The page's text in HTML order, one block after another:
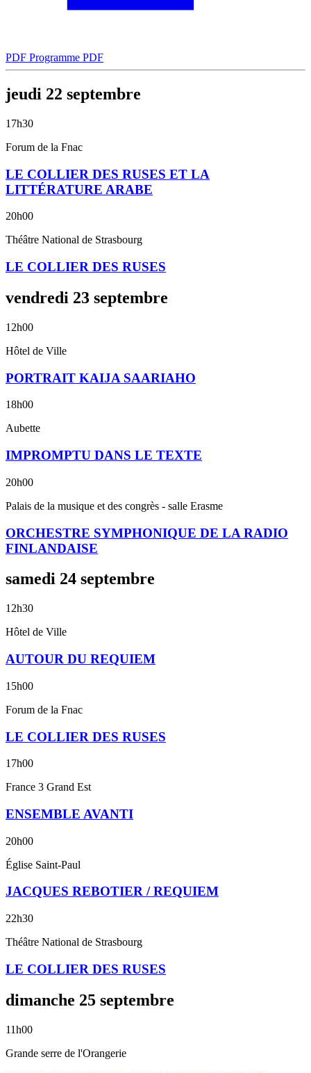
PDF Programme PDF
jeudi 22 septembre
17h30
Forum de la Fnac
LE COLLIER DES RUSES ET LA
LITTÉRATURE ARABE
20h00
Théâtre National de Strasbourg
LE COLLIER DES RUSES
vendredi 23 septembre
12h00
Hôtel de Ville
PORTRAIT KAIJA SAARIAHO
18h00
Aubette
IMPROMPTU DANS LE TEXTE
20h00
Palais de la musique et des congrès - salle Erasme
ORCHESTRE SYMPHONIQUE DE LA RADIO
FINLANDAISE
samedi 24 septembre
12h30
Hôtel de Ville
AUTOUR DU REQUIEM
15h00
Forum de la Fnac
LE COLLIER DES RUSES
17h00
France 3 Grand Est
ENSEMBLE AVANTI
20h00
Église Saint-Paul
JACQUES REBOTIER / REQUIEM
22h30
Théâtre National de Strasbourg
LE COLLIER DES RUSES
dimanche 25 septembre
11h00
Grande serre de l'Orangerie